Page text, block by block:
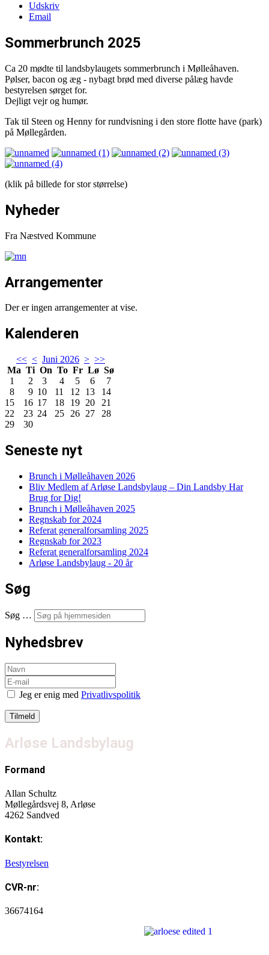
Udskriv
Email
Sommerbrunch 2025
Ca 20 mødte til landsbylaugets sommerbrunch i Mølleåhaven.
Pølser, bacon og æg - nybagt brød med diverse pålæg havde
bestyrelsen sørget for.
Dejligt vejr og humør.
Tak til Steen og Henny for rundvisning i den store flotte have (park)
på Møllegården.
(klik på billede for stor størrelse)
Nyheder
Fra Næstved Kommune
Arrangementer
Der er ingen arrangementer at vise.
Kalenderen
<< < Juni 2026 > >>
Ma Ti On To Fr Lø Sø
1
2 3 4 5 6
7
8
9 10 11 12 13
14
15
16 17 18 19 20
21
22
23 24 25 26 27
28
29
30
Seneste nyt
Brunch i Mølleåhaven 2026
Bliv Medlem af Arløse Landsbylaug – Din Landsby Har
Brug for Dig!
Brunch i Mølleåhaven 2025
Regnskab for 2024
Referat generalforsamling 2025
Regnskab for 2023
Referat generalforsamling 2024
Arløse Landsbylaug - 20 år
Søg
Søg …
Nyhedsbrev
Jeg er enig med Privatlivspolitik
Arløse Landsbylaug
Formand
Allan Schultz
Møllegårdsvej 8, Arløse
4262 Sandved
Kontakt:
Bestyrelsen
CVR-nr:
36674164